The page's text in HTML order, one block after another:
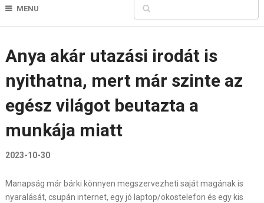
MENU
Anya akár utazási irodát is
nyithatna, mert már szinte az
egész világot beutazta a
munkája miatt
2023-10-30
Manapság már bárki könnyen megszervezheti saját magának is
nyaralását, csupán internet, egy jó laptop/okostelefon és egy kis